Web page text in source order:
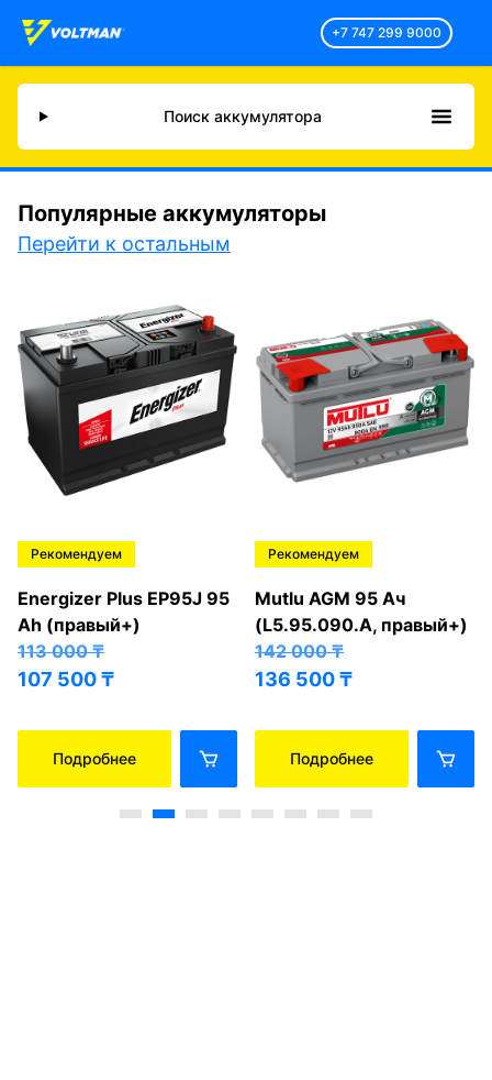
+7 747 299 9000
Поиск аккумулятора
Популярные аккумуляторы
Перейти к остальным
Рекомендуем
Energizer Plus EP95J 95
Ah (правый+)
113 000₸
107 500₸
Подробнее
Рекомендуем
Mutlu AGM 95 Ач
(L5.95.090.A, правый+)
142 000₸
136 500₸
Подробнее